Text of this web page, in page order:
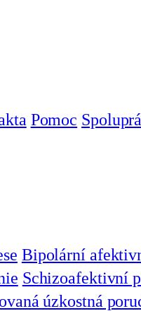
Pomoc
Bipolární
Schizoafektivní
úzkostná